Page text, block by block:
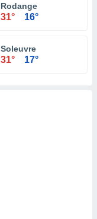
Rodange
31° 16°
Soleuvre
31° 17°